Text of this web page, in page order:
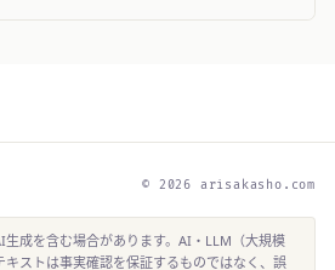
© 2026 arisakasho.com
成を含む場合があります。AI・LLM（大規模
ストは事実確認を保証するものではなく、誤